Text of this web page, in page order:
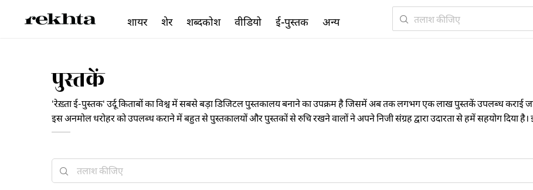
पुस्तकें
'रेख़्ता ई-पुस्तक' उर्दू किताबों का विश्व में सबसे बड़ा डिजिटल पुस्तकालय बनाने का उपक्रम है जिसमें अब तक लगभग एक लाख पुस्तकें उपलब्ध कराई जा
इस अनमोल धरोहर को उपलब्ध कराने में बहुत से पुस्तकालयों और पुस्तकों से रुचि रखने वालों ने अपने निजी संग्रह द्वारा उदारता से हमें सहयोग दिया
क्लासिक साहित्य का बहुत बड़ा ख़ज़ाना मौजूद है जिसे विषय, काल-क्रम तथा लेखकों के नाम के क्रम से खोजा जा सकता है। आइए हमारे इस मंच से
शायर शेर शब्दकोश वीडियो ई-पुस्तक अन्य